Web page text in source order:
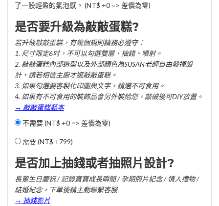
了一股輕盈的氣泡感。 (NT$ +0 => 差價為零)
是否要升級為敲敲蛋糕?
若升級敲敲蛋糕，有幾個規則請務必遵守：
1. 尺寸限定6吋，不可以勾選雙層、抽錢、噴射。
2. 敲敲蛋糕內部造型以及外部顏色為SUSAN老師自由發揮設
計，請若相信主廚才選敲敲蛋糕。
3. 如果勾選要客製化印圖與文字，請選不可食用。
4. 如果有不可食用的裝飾品會另外裝給您，敲破後可DIY放置。
→ 敲敲蛋糕範本
不需要 (NT$ +0 => 差價為零)
需要 (NT$ +799)
是否加上抽錢或者抽照片設計?
長輩生日慶祝 / 記錄寶寶成長瞬間 / 孕期照片紀念 / 情人禮物 /
結婚紀念，下單後請主動聯繫客服
→ 抽錢影片